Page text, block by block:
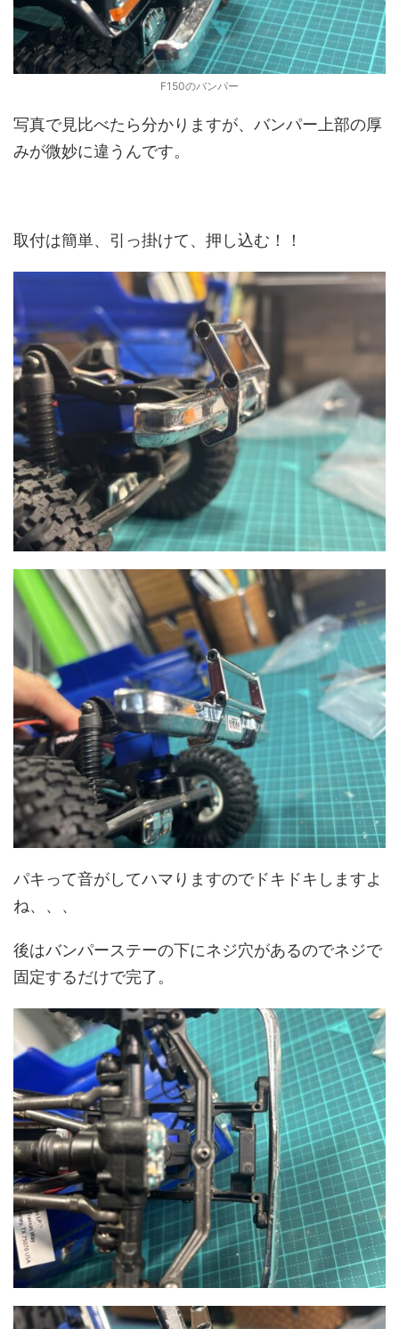
F150のバンパー
写真で見比べたら分かりますが、バンパー上部の厚
みが微妙に違うんです。
取付は簡単、引っ掛けて、押し込む！！
パキって音がしてハマりますのでドキドキしますよ
ね、、、
後はバンパーステーの下にネジ穴があるのでネジで
固定するだけで完了。